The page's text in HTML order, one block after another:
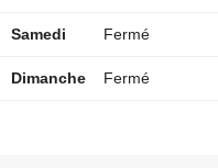
Samedi Fermé
Dimanche Fermé